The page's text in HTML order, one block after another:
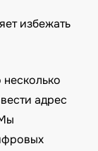
избежать
адрес